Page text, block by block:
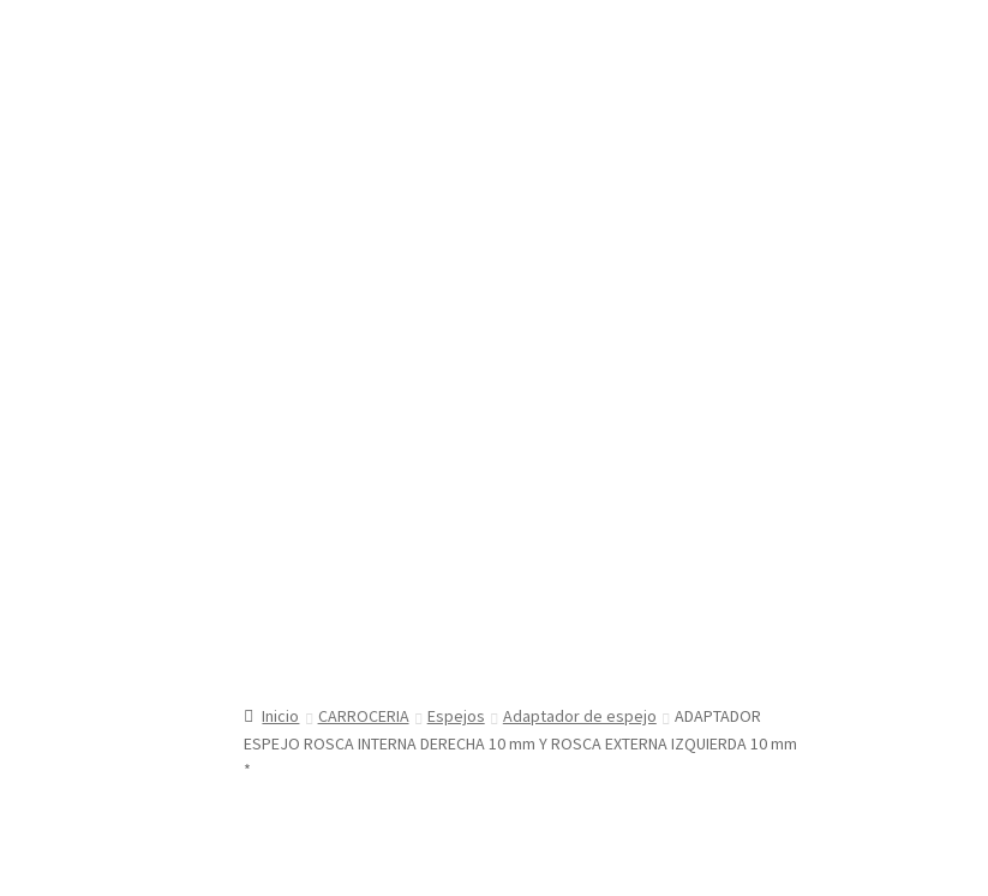
Inicio
CARROCERIA Espejos Adaptador de espejo
ADAPTADOR
ESPEJO ROSCA INTERNA DERECHA 10 mm Y ROSCA EXTERNA IZQUIERDA 10 mm
*